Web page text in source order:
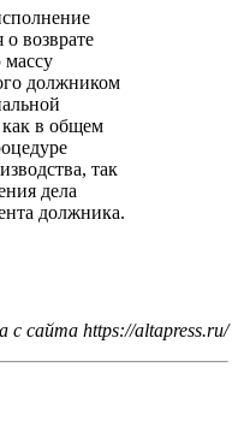
возврате
должником
как в общем
так
дела
должника.
с сайта https://altapress.ru/